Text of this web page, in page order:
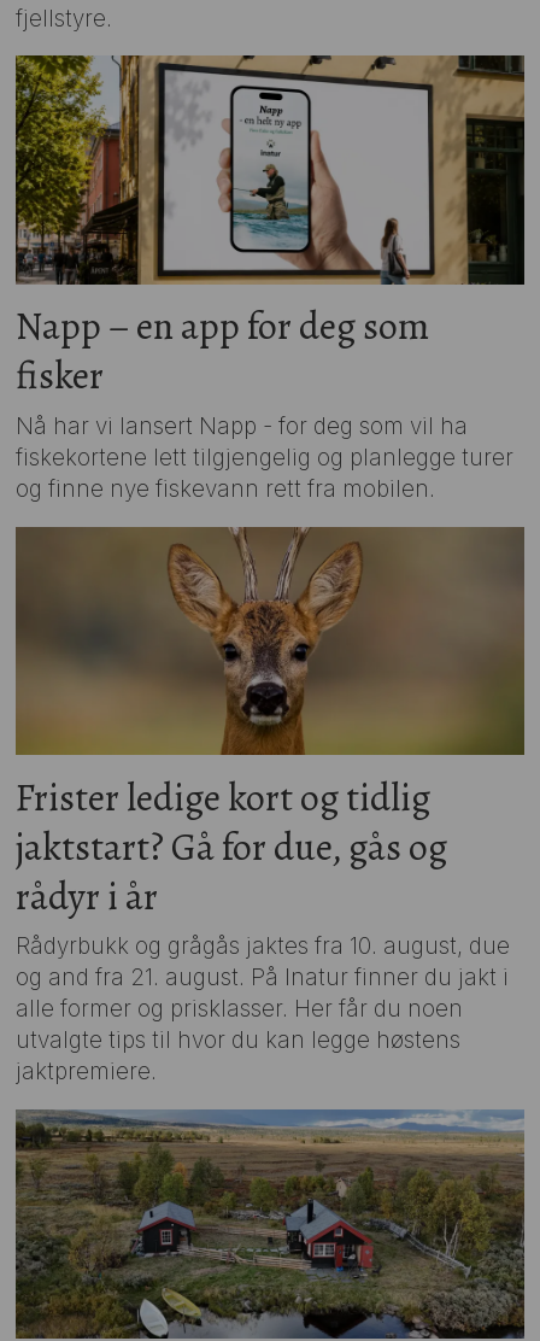
fjellstyre.
Napp – en app for deg som
fisker
Nå har vi lansert Napp - for deg som vil ha
fiskekortene lett tilgjengelig og planlegge turer
og finne nye fiskevann rett fra mobilen.
Frister ledige kort og tidlig
jaktstart? Gå for due, gås og
rådyr i år
Rådyrbukk og grågås jaktes fra 10. august, due
og and fra 21. august. På Inatur finner du jakt i
alle former og prisklasser. Her får du noen
utvalgte tips til hvor du kan legge høstens
jaktpremiere.